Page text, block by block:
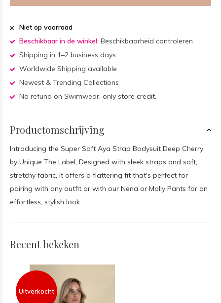
Niet op voorraad
Beschikbaar in de winkel: Beschikbaarheid controleren
Shipping in 1–2 business days.
Worldwide Shipping available
Newest & Trending Collections
No refund on Swimwear, only store credit.
Productomschrijving
Introducing the Super Soft Aya Strap Bodysuit Deep Cherry
by Unique The Label, Designed with sleek straps and soft,
stretchy fabric, it offers a flattering fit that's perfect for
pairing with any outfit or with our Nena or Molly Pants for an
effortless, stylish look.
Recent bekeken
Uitverkocht